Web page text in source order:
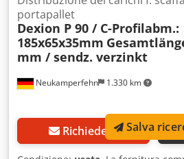
Neukamperfehn 1.330 km
portapallet
Dexion P 90 / C-Profilabm.:
185x65x35mm
mm / sendz. verzinkt
Richiedere Salva